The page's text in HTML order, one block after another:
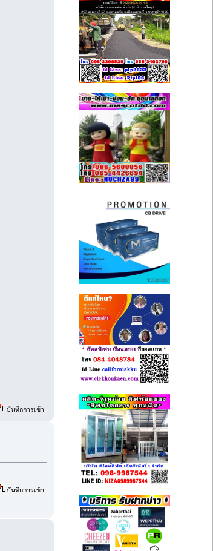
บันทึกการเข้า
บันทึกการเข้า